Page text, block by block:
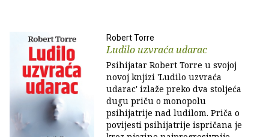
Robert Torre
Ludilo uzvraća udarac
Psihijatar Robert Torre u svojoj
novoj knjizi 'Ludilo uzvraća
udarac' izlaže preko dva stoljeća
dugu priču o monopolu
psihijatrije nad ludilom. Priča o
povijesti psihijatrije ispričana je